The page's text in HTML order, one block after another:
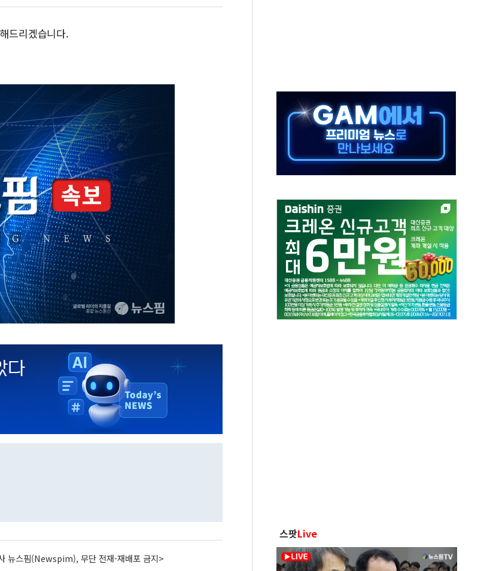
쿨링생리대 브랜드 '쏘피 쿨링프레쉬', 올리브영 판매 1위 등극
S-OIL, 창립 50주년 기념 감동의 마라톤 개최
현대차, '힐스테이트 더웨이브시티'에서 주차로봇 검증한다
드리겠습니다.
뉴스핌(Newspim), 무단 전재-재배포 금지>
스팟Live